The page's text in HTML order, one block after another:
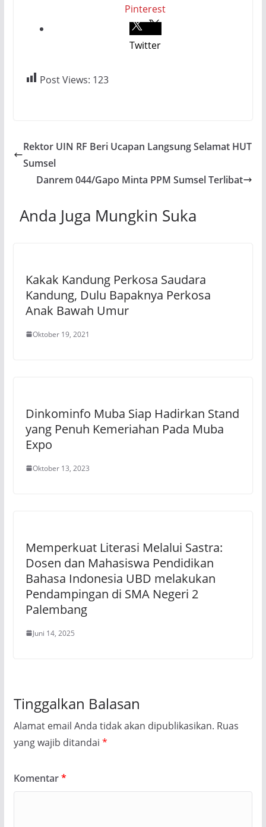
Pinterest
Twitter
Post Views: 123
Rektor UIN RF Beri Ucapan Langsung Selamat HUT
Sumsel
Danrem 044/Gapo Minta PPM Sumsel Terlibat
Anda Juga Mungkin Suka
Kakak Kandung Perkosa Saudara
Kandung, Dulu Bapaknya Perkosa
Anak Bawah Umur
Oktober 19, 2021
Dinkominfo Muba Siap Hadirkan Stand
yang Penuh Kemeriahan Pada Muba
Expo
Oktober 13, 2023
Memperkuat Literasi Melalui Sastra:
Dosen dan Mahasiswa Pendidikan
Bahasa Indonesia UBD melakukan
Pendampingan di SMA Negeri 2
Palembang
Juni 14, 2025
Tinggalkan Balasan
Alamat email Anda tidak akan dipublikasikan. Ruas
yang wajib ditandai *
Komentar*